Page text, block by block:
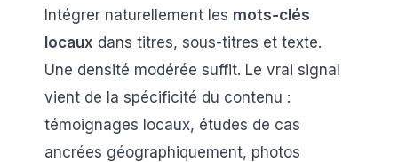
Intégrer naturellement les mots‑clés
locaux dans titres, sous-titres et texte.
Une densité modérée suffit. Le vrai signal
vient de la spécificité du contenu :
témoignages locaux, études de cas
ancrées géographiquement, photos